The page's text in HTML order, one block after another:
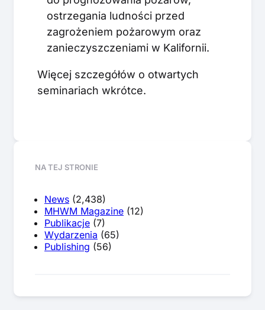
ostrzegania ludności przed
zagrożeniem pożarowym oraz
zanieczyszczeniami w Kalifornii.
Więcej szczegółów o otwartych
seminariach wkrótce.
NA TEJ STRONIE
News (2,438)
MHWM Magazine (12)
Publikacje (7)
Wydarzenia (65)
Publishing (56)